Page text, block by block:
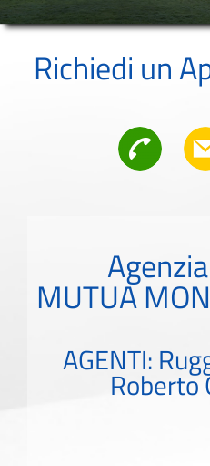
Richiedi un
MUTUA
AGENTI:
Roberto